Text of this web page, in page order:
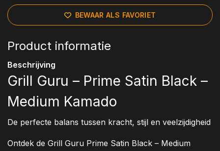
BEWAAR ALS FAVORIET
Product informatie
Beschrijving
Grill Guru – Prime Satin Black –
Medium Kamado
De perfecte balans tussen kracht, stijl en veelzijdigheid
Ontdek de Grill Guru Prime Satin Black – Medium